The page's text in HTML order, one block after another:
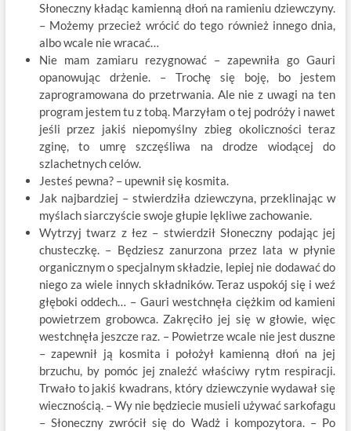
Słoneczny kładąc kamienną dłoń na ramieniu dziewczyny.
– Możemy przecież wrócić do tego również innego dnia,
albo wcale nie wracać…
Nie mam zamiaru rezygnować – zapewniła go Gauri
opanowując drżenie. – Trochę się boję, bo jestem
zaprogramowana do przetrwania. Ale nie z uwagi na ten
program jestem tu z tobą. Marzyłam o tej podróży i nawet
jeśli przez jakiś niepomyślny zbieg okoliczności teraz
zginę, to umrę szczęśliwa na drodze wiodącej do
szlachetnych celów.
Jesteś pewna? – upewnił się kosmita.
Jak najbardziej – stwierdziła dziewczyna, przeklinając w
myślach siarczyście swoje głupie lękliwe zachowanie.
Wytrzyj twarz z łez – stwierdził Słoneczny podając jej
chusteczkę. – Będziesz zanurzona przez lata w płynie
organicznym o specjalnym składzie, lepiej nie dodawać do
niego za wiele innych składników. Teraz uspokój się i weź
głęboki oddech… – Gauri westchnęła ciężkim od kamieni
powietrzem grobowca. Zakręciło jej się w głowie, więc
westchnęła jeszcze raz. – Powietrze wcale nie jest duszne
– zapewnił ją kosmita i położył kamienną dłoń na jej
brzuchu, by pomóc jej znaleźć właściwy rytm respiracji.
Trwało to jakiś kwadrans, który dziewczynie wydawał się
wiecznością. – Wy nie będziecie musieli używać sarkofagu
– Słoneczny zwrócił się do Wadż i kompozytora. – Po